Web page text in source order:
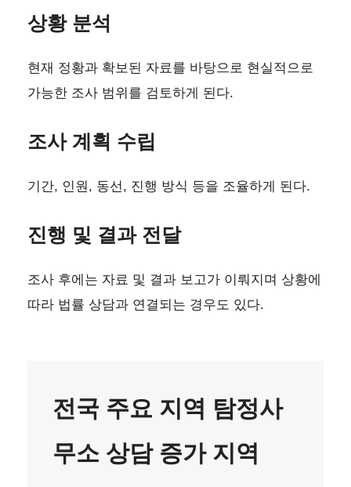
상황 분석
현재 정황과 확보된 자료를 바탕으로 현실적으로
가능한 조사 범위를 검토하게 된다.
조사 계획 수립
기간, 인원, 동선, 진행 방식 등을 조율하게 된다.
진행 및 결과 전달
조사 후에는 자료 및 결과 보고가 이뤄지며 상황에
따라 법률 상담과 연결되는 경우도 있다.
전국 주요 지역 탐정사
무소 상담 증가 지역